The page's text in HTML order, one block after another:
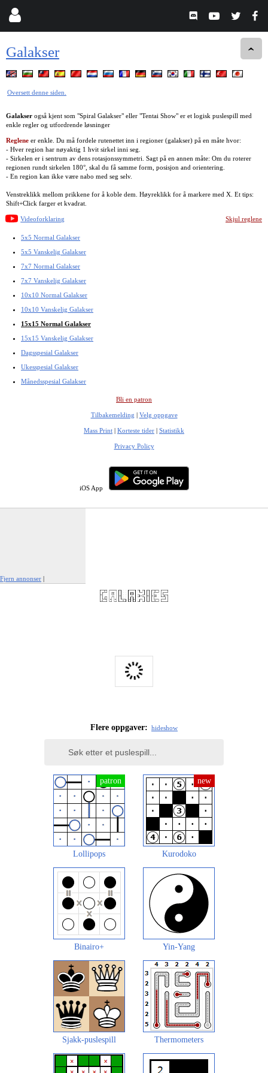
Galakser
Oversett denne siden.
Galakser også kjent som "Spiral Galakser" eller "Tentai Show" er et logisk puslespill med
enkle regler og utfordrende løsninger
Reglene er enkle. Du må fordele rutenettet inn i regioner (galakser) på en måte hvor:
- Hver region har nøyaktig 1 hvit sirkel inni seg.
- Sirkelen er i sentrum av dens rotasjonssymmetri. Sagt på en annen måte: Om du roterer
regionen rundt sirkelen 180°, skal du få samme form, posisjon and orientering.
- En region kan ikke være nabo med seg selv.
Venstreklikk mellom prikkene for å koble dem. Høyreklikk for å markere med X. Et tips:
Shift+Click farger et kvadrat.
Videoforklaring Skjul reglene
5x5 Normal Galakser
5x5 Vanskelig Galakser
7x7 Normal Galakser
7x7 Vanskelig Galakser
10x10 Normal Galakser
10x10 Vanskelig Galakser
15x15 Normal Galakser
15x15 Vanskelig Galakser
Dagsspesial Galakser
Ukesspesial Galakser
Månedsspesial Galakser
Bli en patron
Tilbakemelding | Velg oppgave
Mass Print | Korteste tider | Statistikk
Privacy Policy
iOS App
Fjern annonser |
Flere oppgaver: hideshow
Lollipops Kurodoko
Binairo+ Yin-Yang
Sjakk-puslespill Thermometers